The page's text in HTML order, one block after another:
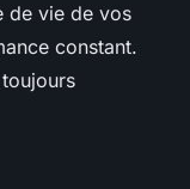
de vie de vos
constant.